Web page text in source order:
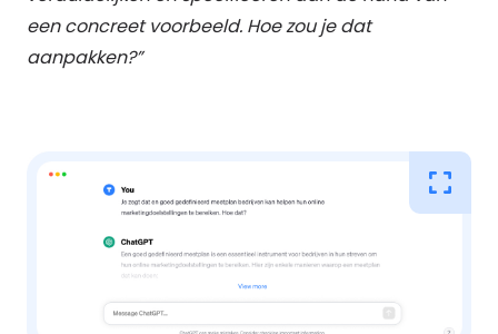
een concreet voorbeeld. Hoe zou je dat
aanpakken?”